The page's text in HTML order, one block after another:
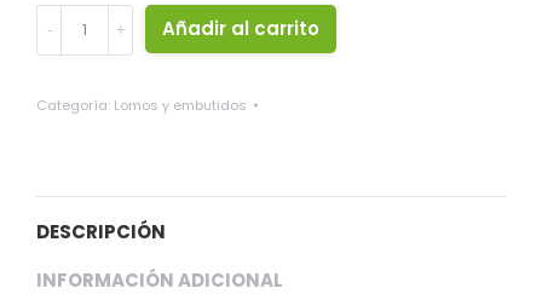
Sobre
loncheados
Bellota
"El
Añadir al carrito
Categoría: Lomos y embutidos
DESCRIPCIÓN
INFORMACIÓN ADICIONAL